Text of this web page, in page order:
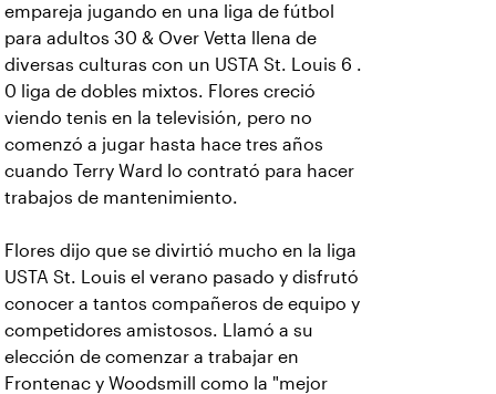
empareja jugando en una liga de fútbol
para adultos 30 & Over Vetta llena de
diversas culturas con un USTA St. Louis 6 .
0 liga de dobles mixtos. Flores creció
viendo tenis en la televisión, pero no
comenzó a jugar hasta hace tres años
cuando Terry Ward lo contrató para hacer
trabajos de mantenimiento.
Flores dijo que se divirtió mucho en la liga
USTA St. Louis el verano pasado y disfrutó
conocer a tantos compañeros de equipo y
competidores amistosos. Llamó a su
elección de comenzar a trabajar en
Frontenac y Woodsmill como la "mejor